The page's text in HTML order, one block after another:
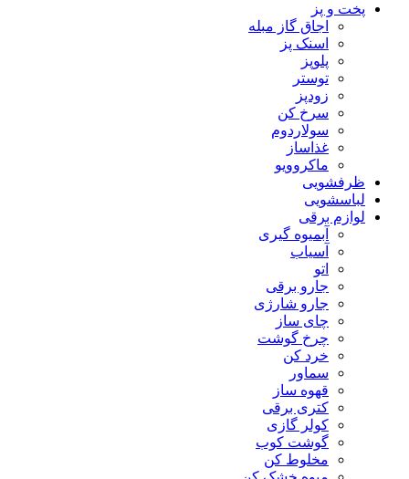
پخت و پز
اجاق گاز مبله
اسنک پز
پلوپز
توستر
زودپز
سرخ کن
سولاردوم
غذاساز
ماکروویو
ظرفشویی
لباسشویی
لوازم برقی
آبمیوه گیری
آسیاب
اتو
جارو برقی
جارو شارژی
چای ساز
چرخ گوشت
خرد کن
سماور
قهوه ساز
کتری برقی
کولر گازی
گوشت کوب
مخلوط کن